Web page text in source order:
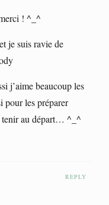
! ^_^
je suis ravie de
j’aime beaucoup les
pour les préparer
tenir au départ… ^_^
REPLY